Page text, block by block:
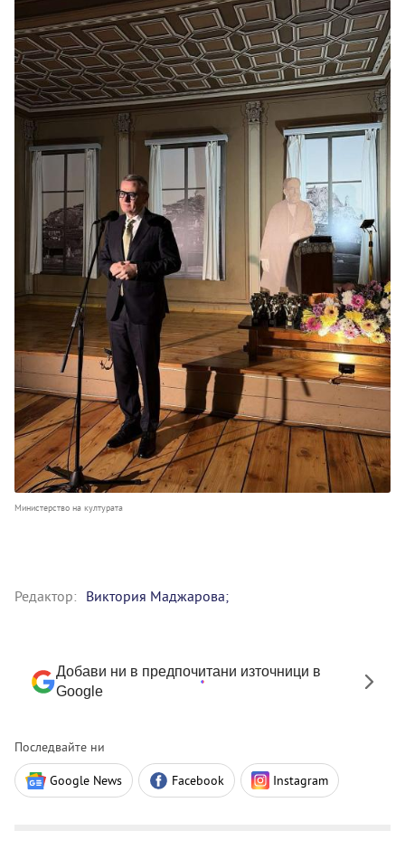
Министерство на културата
Редактор: Виктория Маджарова;
Добави ни в предпочитани източници в
Google
Последвайте ни
Google News Facebook Instagram